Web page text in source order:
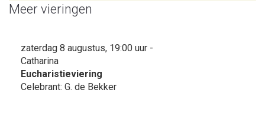
Meer vieringen
zaterdag 8 augustus, 19:00 uur -
Catharina
Eucharistieviering
Celebrant: G. de Bekker